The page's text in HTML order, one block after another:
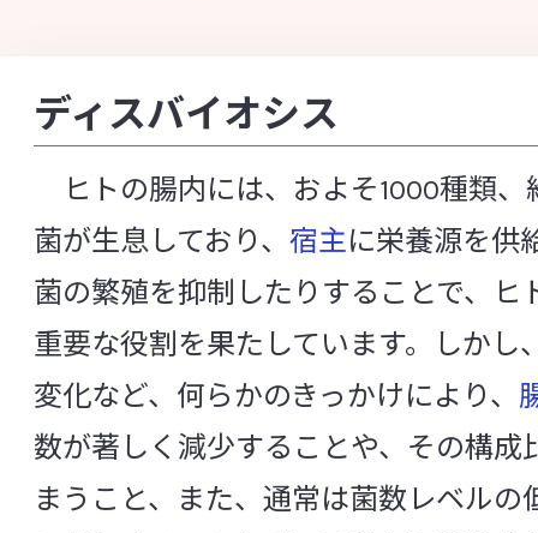
知る・楽しむ
代田記念館
企業訪問プログラム
中央研究所について
[あ行] [か行] [さ行] [た行]
[や行]
[ら行] [英数]
[英数]
α-グルコシダーゼ阻害
B細胞
cDC（従来型樹状細胞）
FISH法（ 蛍光 in situ ハイブリダイゼーシ
FOXP3
GABA（γ-アミノ酪酸）
METs（メッツ）
MRSA
NK細胞
ディスバイオシス
ヒトの腸内には、およそ1000種類、
菌が生息しており、 宿主に栄養源を供
菌の繁殖を抑制したりすることで、ヒ
重要な役割を果たしています。しかし
変化など、何らかのきっかけにより、
数が著しく減少することや、その構成
まうこと、また、通常は菌数レベルの